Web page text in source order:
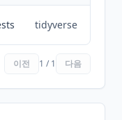
tidyverse
이전 1 / 1 다음